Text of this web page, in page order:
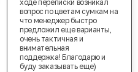
ходе переписки возникал
вопрос по цветам сумкам на
что менеджер быстро
предложил еще варианты,
очень тактичная и
внимательная
поддержка! Благодарю и
буду заказывать еще)